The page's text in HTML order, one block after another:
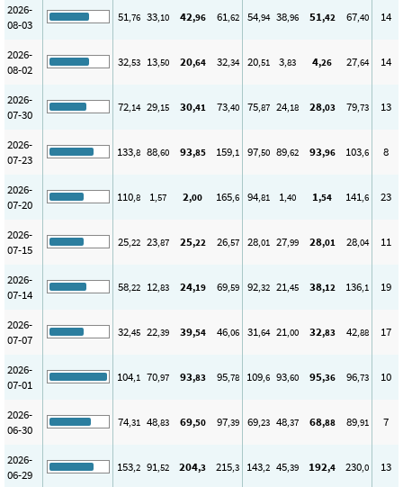
2026-
08-03
51,76 33,10 42,96 61,62 54,94 38,96 51,42 67,40 14
2026-
08-02
32,53 13,50 20,64 32,34 20,51 3,83 4,26 27,64 14
2026-
07-30
72,14 29,15 30,41 73,40 75,87 24,18 28,03 79,73 13
2026-
07-23
133,8 88,60 93,85 159,1 97,50 89,62 93,96 103,6 8
2026-
07-20
110,8 1,57 2,00 165,6 94,81 1,40 1,54 141,6 23
2026-
07-15
25,22 23,87 25,22 26,57 28,01 27,99 28,01 28,04 11
2026-
07-14
58,22 12,83 24,19 69,59 92,32 21,45 38,12 136,1 19
2026-
07-07
32,45 22,39 39,54 46,06 31,64 21,00 32,83 42,88 17
2026-
07-01
104,1 70,97 93,83 95,78 109,6 93,60 95,36 96,73 10
2026-
06-30
74,31 48,83 69,50 97,39 69,23 48,37 68,88 89,91 7
2026-
06-29
153,2 91,52 204,3 215,3 143,2 45,39 192,4 230,0 13